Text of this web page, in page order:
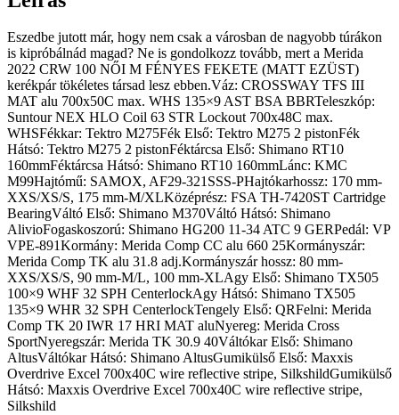
Eszedbe jutott már, hogy nem csak a városban de nagyobb túrákon
is kipróbálnád magad? Ne is gondolkozz tovább, mert a Merida
2022 CRW 100 NŐI M FÉNYES FEKETE (MATT EZÜST)
kerékpár tökéletes társad lesz ebben.Váz: CROSSWAY TFS III
MAT alu 700x50C max. WHS 135×9 AST BSA BBRTeleszkóp:
Suntour NEX HLO Coil 63 STR Lockout 700x48C max.
WHSFékkar: Tektro M275Fék Első: Tektro M275 2 pistonFék
Hátsó: Tektro M275 2 pistonFéktárcsa Első: Shimano RT10
160mmFéktárcsa Hátsó: Shimano RT10 160mmLánc: KMC
M99Hajtómű: SAMOX, AF29-321SSS-PHajtókarhossz: 170 mm-
XXS/XS/S, 175 mm-M/XLKözéprész: FSA TH-7420ST Cartridge
BearingVáltó Első: Shimano M370Váltó Hátsó: Shimano
AlivioFogaskoszorú: Shimano HG200 11-34 ATC 9 GERPedál: VP
VPE-891Kormány: Merida Comp CC alu 660 25Kormányszár:
Merida Comp TK alu 31.8 adj.Kormányszár hossz: 80 mm-
XXS/XS/S, 90 mm-M/L, 100 mm-XLAgy Első: Shimano TX505
100×9 WHF 32 SPH CenterlockAgy Hátsó: Shimano TX505
135×9 WHR 32 SPH CenterlockTengely Első: QRFelni: Merida
Comp TK 20 IWR 17 HRI MAT aluNyereg: Merida Cross
SportNyeregszár: Merida TK 30.9 40Váltókar Első: Shimano
AltusVáltókar Hátsó: Shimano AltusGumikülső Első: Maxxis
Overdrive Excel 700x40C wire reflective stripe, SilkshildGumikülső
Hátsó: Maxxis Overdrive Excel 700x40C wire reflective stripe,
Silkshild